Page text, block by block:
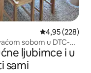
Prosječna
4,95 (228)
sobom u DTC-u
ljubimce i u
sami